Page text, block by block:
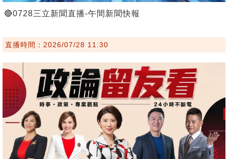
🔴0728三立新聞直播-午間新聞快報
直播時間：2026/07/28 11:30